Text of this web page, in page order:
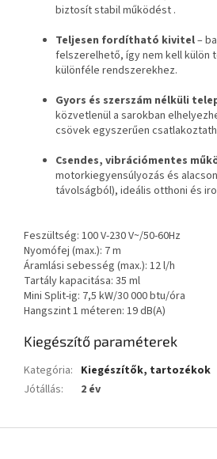
biztosít stabil működést .
Teljesen fordítható kivitel–
felszerelhető, így nem kell külön
különféle rendszerekhez.
Gyors és szerszám nélküli
közvetlenül a sarokban
csövek egyszerűen
Csendes, vibrációmentes
motorkiegyensúlyozás és
távolságból), ideális otthoni és
Feszültség: 100 V-230 V~/50-60Hz
Nyomófej (max.): 7 m
Áramlási sebesség (max.): 12 l/h
Tartály kapacitása: 35 ml
Mini Split-ig: 7,5 kW/30 000 btu/óra
Hangszint 1 méteren: 19 dB(A)
Kiegészítő paraméterek
Kategória: Kiegészítők, tartozékok
Jótállás: 2 év